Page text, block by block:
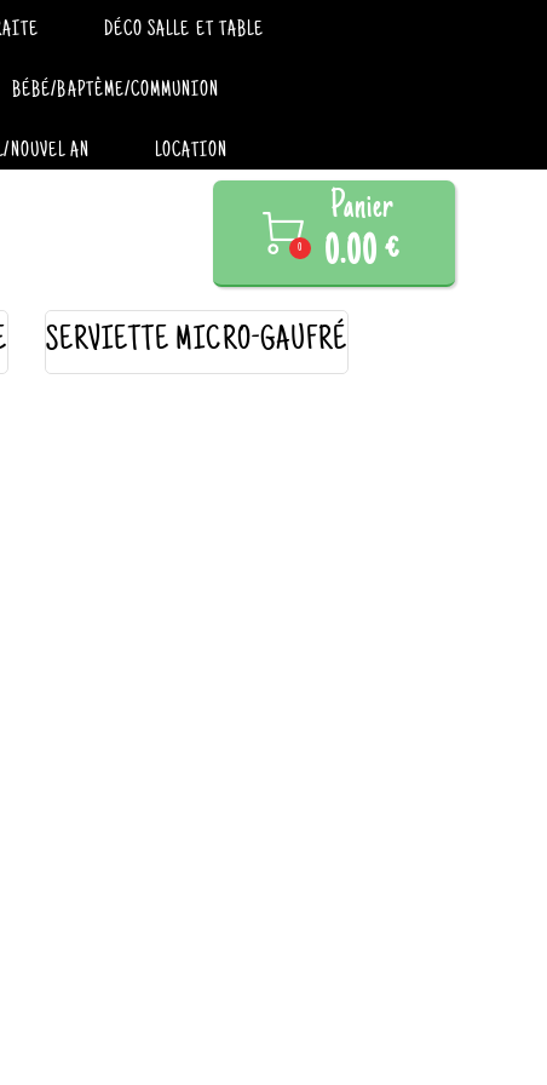
DÉCO SALLE ET TABLE
BÉBÉ/BAPTÊME/COMMUNION
NOUVEL AN LOCATION

0
Panier
0.00 €
SERVIETTE MICRO-GAUFRÉ